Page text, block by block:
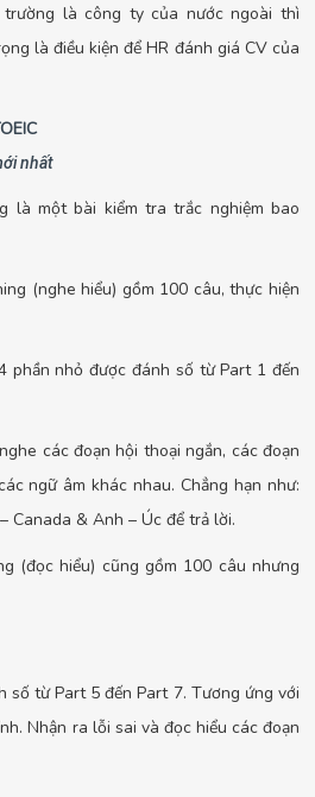
là công ty của nước ngoài thì
là điều kiện để HR đánh giá CV của
nhất
là một bài kiểm tra trắc nghiệm bao
(nghe hiểu) gồm 100 câu, thực hiện
phần nhỏ được đánh số từ Part 1 đến
các đoạn hội thoại ngắn, các đoạn
ngữ âm khác nhau. Chẳng hạn như:
Canada & Anh – Úc để trả lời.
(đọc hiểu) cũng gồm 100 câu nhưng
số từ Part 5 đến Part 7. Tương ứng với
Nhận ra lỗi sai và đọc hiểu các đoạn